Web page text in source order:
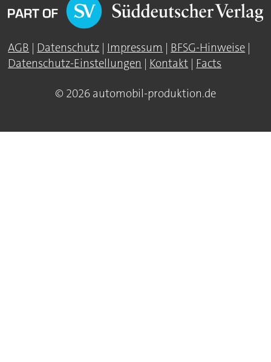
AGB | Datenschutz | Impressum | BFSG-Hinweise |
Datenschutz-Einstellungen | Kontakt | Facts
© 2026 automobil-produktion.de